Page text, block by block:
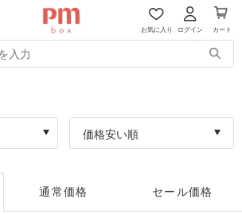
お気に入り ログイン カート
価格安い順
通常価格 セール価格